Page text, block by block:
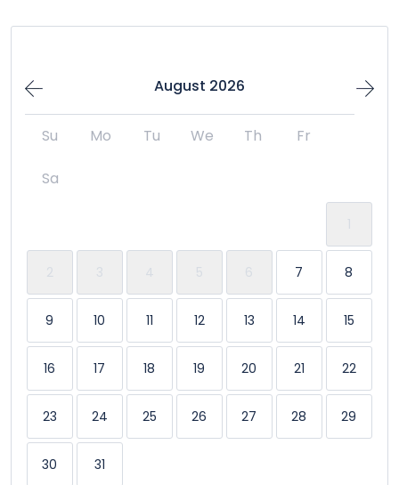
Washer & Dryer
August 2026
Su Mo Tu We Th Fr
Sa
1
2 3 4 5 6 7 8
9 10 11 12 13 14 15
16 17 18 19 20 21 22
23 24 25 26 27 28 29
30 31